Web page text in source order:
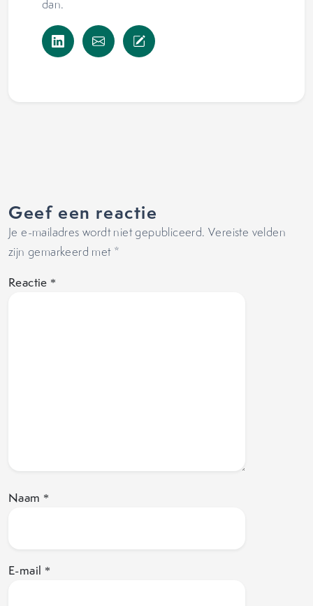
dan.
Geef een reactie
Je e-mailadres wordt niet gepubliceerd. Vereiste velden
zijn gemarkeerd met *
Reactie *
Naam *
E-mail *